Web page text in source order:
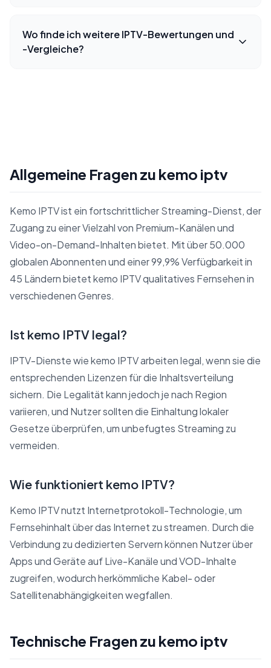
Wo finde ich weitere IPTV-Bewertungen und
-Vergleiche?
Allgemeine Fragen zu kemo iptv
Kemo IPTV ist ein fortschrittlicher Streaming-Dienst, der
Zugang zu einer Vielzahl von Premium-Kanälen und
Video-on-Demand-Inhalten bietet. Mit über 50.000
globalen Abonnenten und einer 99,9% Verfügbarkeit in
45 Ländern bietet kemo IPTV qualitatives Fernsehen in
verschiedenen Genres.
Ist kemo IPTV legal?
IPTV-Dienste wie kemo IPTV arbeiten legal, wenn sie die
entsprechenden Lizenzen für die Inhaltsverteilung
sichern. Die Legalität kann jedoch je nach Region
variieren, und Nutzer sollten die Einhaltung lokaler
Gesetze überprüfen, um unbefugtes Streaming zu
vermeiden.
Wie funktioniert kemo IPTV?
Kemo IPTV nutzt Internetprotokoll-Technologie, um
Fernsehinhalt über das Internet zu streamen. Durch die
Verbindung zu dedizierten Servern können Nutzer über
Apps und Geräte auf Live-Kanäle und VOD-Inhalte
zugreifen, wodurch herkömmliche Kabel- oder
Satellitenabhängigkeiten wegfallen.
Technische Fragen zu kemo iptv